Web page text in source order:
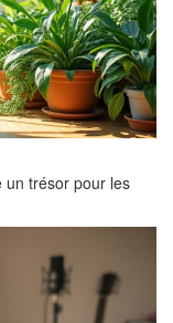
un trésor pour les